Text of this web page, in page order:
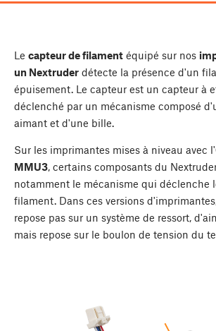
Le capteur de filament équipé sur nos
un Nextruder détecte la présence d'un
épuisement. Le capteur est un capteur à
déclenché par un mécanisme composé
aimant et d'une bille.
Sur les imprimantes mises à niveau avec l'
MMU3, certains composants du
notamment le mécanisme qui déclenche
filament. Dans ces versions
repose pas sur un système de ressort,
mais repose sur le boulon de tension du